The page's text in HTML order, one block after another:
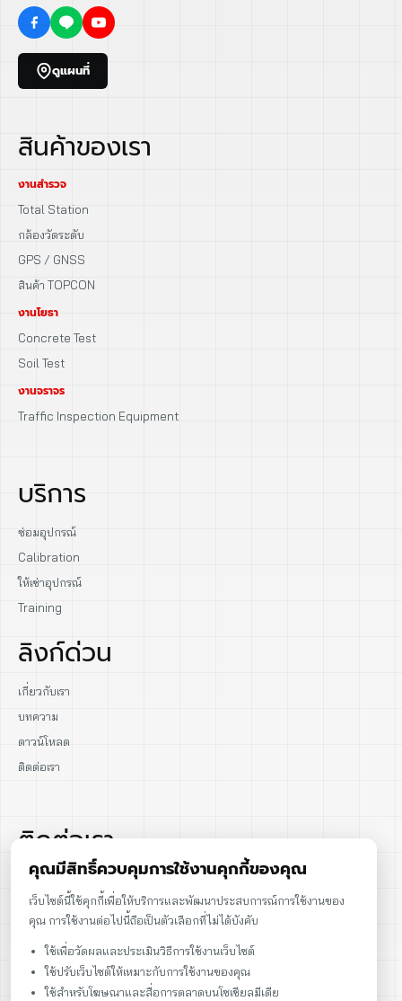
ดูแผนที่
สินค้าของเรา
งานสำรวจ
Total Station
กล้องวัดระดับ
GPS / GNSS
สินค้า TOPCON
งานโยธา
Concrete Test
Soil Test
งานจราจร
Traffic Inspection Equipment
บริการ
ซ่อมอุปกรณ์
Calibration
ให้เช่าอุปกรณ์
Training
ลิงก์ด่วน
เกี่ยวกับเรา
บทความ
ดาวน์โหลด
ติดต่อเรา
ติดต่อเรา
086-086-2000
sales@cst.co.th
คุณมีสิทธิ์ควบคุมการใช้งานคุกกี้ของคุณ
เว็บไซต์นี้ใช้คุกกี้เพื่อให้บริการและพัฒนาประสบการณ์การใช้งานของ
คุณ การใช้งานต่อไปนี้ถือเป็นตัวเลือกที่ไม่ได้บังคับ
ใช้เพื่อวัดผลและประเมินวิธีการใช้งานเว็บไซต์
ใช้ปรับเว็บไซต์ให้เหมาะกับการใช้งานของคุณ
ใช้สำหรับโฆษณาและสื่อการตลาดบนโซเชียลมีเดีย